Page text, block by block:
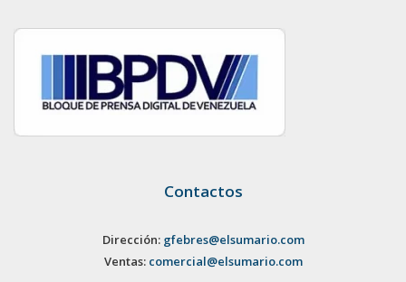
Contactos
Dirección: gfebres@elsumario.com
Ventas: comercial@elsumario.com